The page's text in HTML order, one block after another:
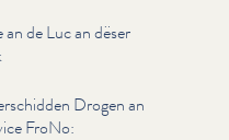
de Luc an dëser
Drogen an
FroNo: